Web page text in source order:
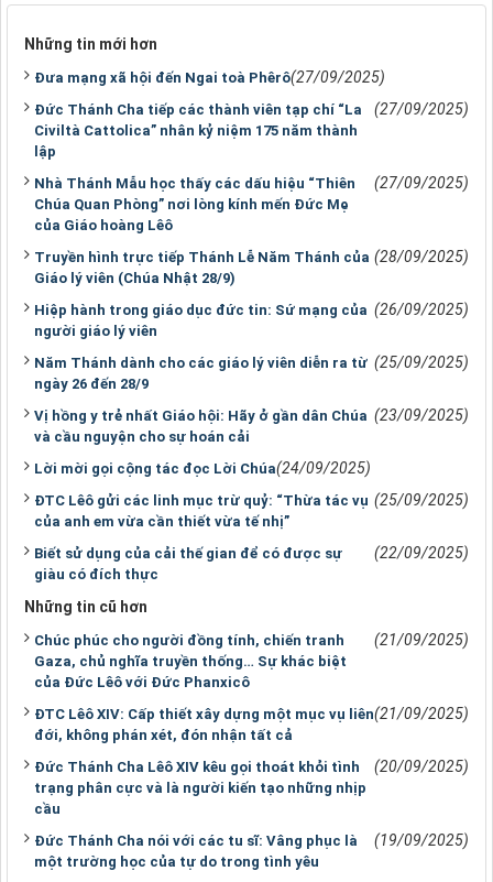
Những tin mới hơn
Đưa mạng xã hội đến Ngai toà Phêrô(27/09/2025)
Đức Thánh Cha tiếp các thành viên tạp chí “La
Civiltà Cattolica” nhân kỷ niệm 175 năm thành
lập
(27/09/2025)
Nhà Thánh Mẫu học thấy các dấu hiệu “Thiên
Chúa Quan Phòng” nơi lòng kính mến Đức Mẹ
của Giáo hoàng Lêô
(27/09/2025)
Truyền hình trực tiếp Thánh Lễ Năm Thánh của
Giáo lý viên (Chúa Nhật 28/9)
(28/09/2025)
Hiệp hành trong giáo dục đức tin: Sứ mạng của
người giáo lý viên
(26/09/2025)
Năm Thánh dành cho các giáo lý viên diễn ra từ
ngày 26 đến 28/9
(25/09/2025)
Vị hồng y trẻ nhất Giáo hội: Hãy ở gần dân Chúa
và cầu nguyện cho sự hoán cải
(23/09/2025)
Lời mời gọi cộng tác đọc Lời Chúa(24/09/2025)
ĐTC Lêô gửi các linh mục trừ quỷ: “Thừa tác vụ
của anh em vừa cần thiết vừa tế nhị”
(25/09/2025)
Biết sử dụng của cải thế gian để có được sự
giàu có đích thực
(22/09/2025)
Những tin cũ hơn
Chúc phúc cho người đồng tính, chiến tranh
Gaza, chủ nghĩa truyền thống… Sự khác biệt
của Đức Lêô với Đức Phanxicô
(21/09/2025)
ĐTC Lêô XIV: Cấp thiết xây dựng một mục vụ liên
đới, không phán xét, đón nhận tất cả
(21/09/2025)
Đức Thánh Cha Lêô XIV kêu gọi thoát khỏi tình
trạng phân cực và là người kiến tạo những nhịp
cầu
(20/09/2025)
Đức Thánh Cha nói với các tu sĩ: Vâng phục là
một trường học của tự do trong tình yêu
(19/09/2025)